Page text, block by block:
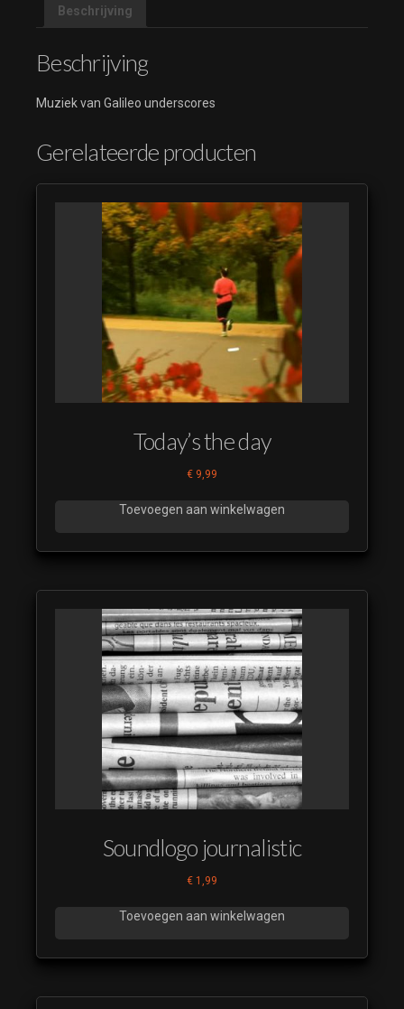
Beschrijving
Beschrijving
Muziek van Galileo underscores
Gerelateerde producten
Today’s the day
€ 9,99
Toevoegen aan winkelwagen
Soundlogo journalistic
€ 1,99
Toevoegen aan winkelwagen